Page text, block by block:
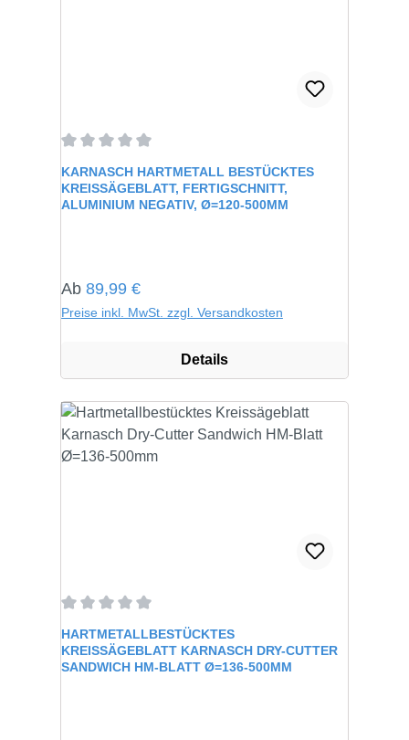
Durchschnittliche Bewertung von 0 von 5 Sternen
KARNASCH HARTMETALL BESTÜCKTES
KREISSÄGEBLATT, FERTIGSCHNITT,
ALUMINIUM NEGATIV, Ø=120-500MM
Regulärer Preis:
Ab 89,99 €
Preise inkl. MwSt. zzgl. Versandkosten
Details
Durchschnittliche Bewertung von 0 von 5 Sternen
HARTMETALLBESTÜCKTES
KREISSÄGEBLATT KARNASCH DRY-CUTTER
SANDWICH HM-BLATT Ø=136-500MM